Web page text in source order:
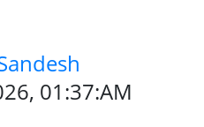
01:37:AM